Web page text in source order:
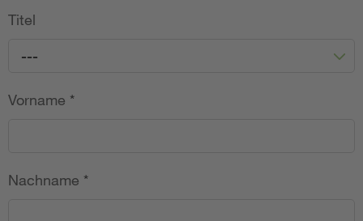
Titel
---
Vorname *
Nachname *